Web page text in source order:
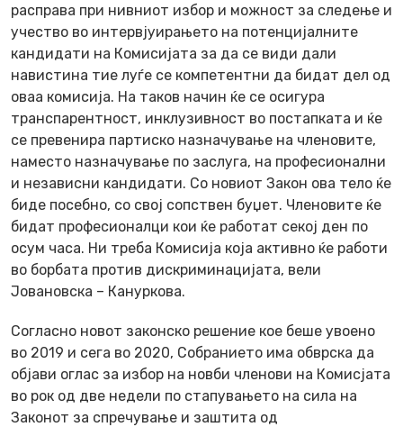
расправа при нивниот избор и можност за следење и
учество во интервјуирањето на потенцијалните
кандидати на Комисијата за да се види дали
навистина тие луѓе се компетентни да бидат дел од
оваа комисија. На таков начин ќе се осигура
транспарентност, инклузивност во постапката и ќе
се превенира партиско назначување на членовите,
наместо назначување по заслуга, на професионални
и независни кандидати. Со новиот Закон ова тело ќе
биде посебно, со свој сопствен буџет. Членовите ќе
бидат професионалци кои ќе работат секој ден по
осум часа. Ни треба Комисија која активно ќе работи
во борбата против дискриминацијата, вели
Јовановска – Кануркова.
Согласно новот законско решение кое беше увоено
во 2019 и сега во 2020, Собранието има обврска да
објави оглас за избор на новби членови на Комисјата
во рок од две недели по стапувањето на сила на
Законот за спречување и заштита од